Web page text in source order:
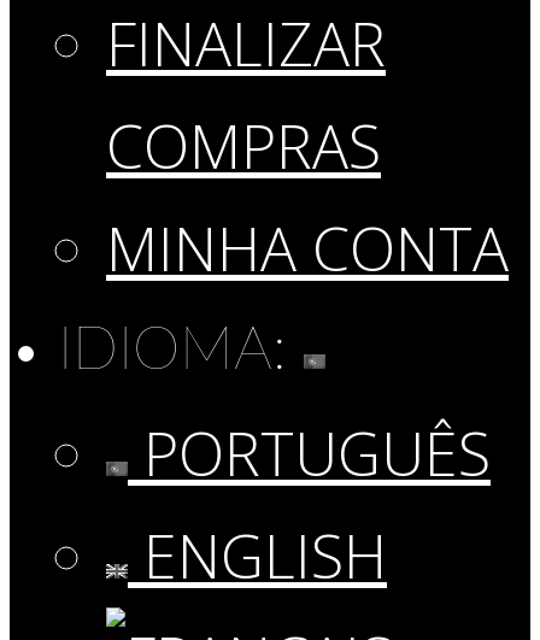
FINALIZAR
COMPRAS
MINHA CONTA
IDIOMA:
PORTUGUÊS
ENGLISH